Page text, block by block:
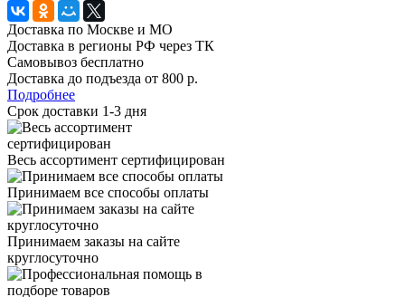
Доставка по Москве и МО
Доставка в регионы РФ через ТК
Самовывоз бесплатно
Доставка до подъезда от 800 р.
Подробнее
Срок доставки 1-3 дня
Весь ассортимент сертифицирован
Принимаем все способы оплаты
Принимаем заказы на сайте
круглосуточно